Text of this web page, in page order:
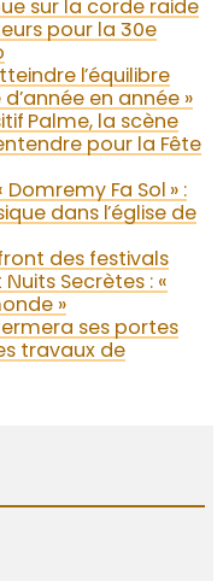
sur la corde raide
pour la 30e
l’équilibre
en année »
Palme, la scène
pour la Fête
Fa Sol » :
dans l’église de
des festivals
Secrètes : «
»
ses portes
travaux de